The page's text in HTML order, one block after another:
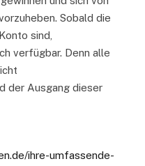
Sobald die
sind,
verfügbar. Denn alle
der Ausgang dieser
ihre-umfassende-